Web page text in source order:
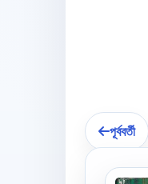
পূর্ববর্তী